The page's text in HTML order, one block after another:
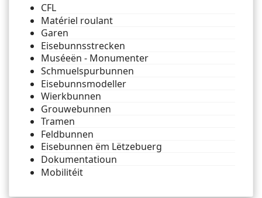
CFL
Matériel roulant
Garen
Eisebunnsstrecken
Muséeën - Monumenter
Schmuelspurbunnen
Eisebunnsmodeller
Wierkbunnen
Grouwebunnen
Tramen
Feldbunnen
Eisebunnen ëm Lëtzebuerg
Dokumentatioun
Mobilitéit